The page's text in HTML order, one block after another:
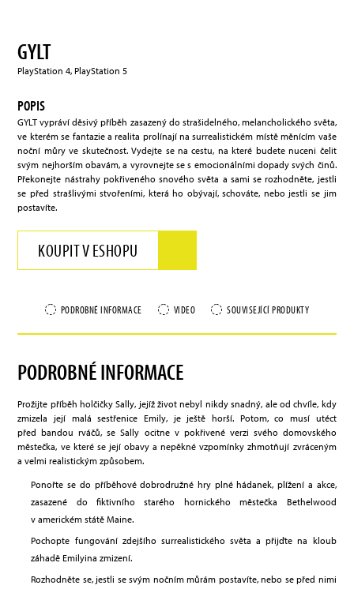
GYLT
PlayStation 4, PlayStation 5
POPIS
GYLT vypráví děsivý příběh zasazený do strašidelného, melancholického světa,
ve kterém se fantazie a realita prolínají na surrealistickém místě měnícím vaše
noční můry ve skutečnost. Vydejte se na cestu, na které budete nuceni čelit
svým nejhorším obavám, a vyrovnejte se s emocionálními dopady svých činů.
Překonejte nástrahy pokřiveného snového světa a sami se rozhodněte, jestli
se před strašlivými stvořeními, která ho obývají, schováte, nebo jestli se jim
postavíte.
KOUPIT V ESHOPU
PODROBNÉ INFORMACE VIDEO SOUVISEJÍCÍ PRODUKTY
PODROBNÉ INFORMACE
Prožijte příběh holčičky Sally, jejíž život nebyl nikdy snadný, ale od chvíle, kdy
zmizela její malá sestřenice Emily, je ještě horší. Potom, co musí utéct
před bandou rváčů, se Sally ocitne v pokřivené verzi svého domovského
městečka, ve které se její obavy a nepěkné vzpomínky zhmotňují zvráceným
a velmi realistickým způsobem.
Ponořte se do příběhové dobrodružné hry plné hádanek, plížení a akce,
zasazené do fiktivního starého hornického městečka Bethelwood
v americkém státě Maine.
Pochopte fungování zdejšího surrealistického světa a přijďte na kloub
záhadě Emilyina zmizení.
Rozhodněte se, jestli se svým nočním můrám postavíte, nebo se před nimi